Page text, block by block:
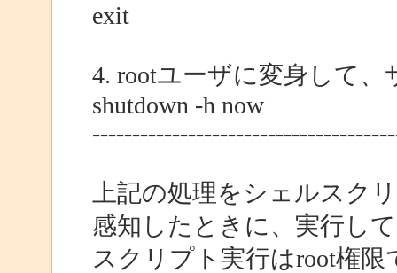
exit
4. rootユーザに変身して
shutdown -h now
上記の処理をシェルスク
感知したときに、実行し
スクリプト実行はroot権限